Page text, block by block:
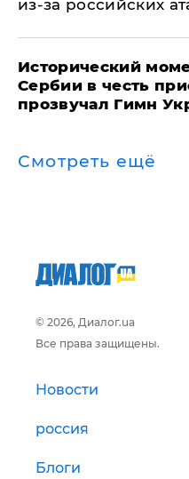
из-за российских
Исторический
Сербии в честь
прозвучал Гимн
Смотреть ещё
© 2026, Диалог.ua
Все права защищены.
Новости
россия
Блоги